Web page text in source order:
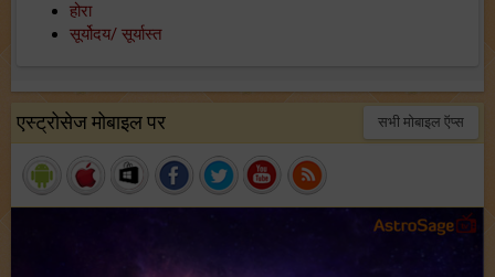
होरा
सूर्योदय/ सूर्यास्त
एस्ट्रोसेज मोबाइल पर सभी मोबाइल ऍप्स